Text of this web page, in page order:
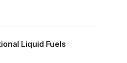
Liquid Fuels